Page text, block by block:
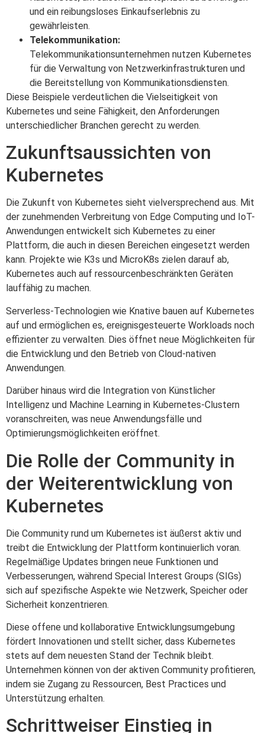
und ein reibungsloses Einkaufserlebnis zu
gewährleisten.
Telekommunikation:
Telekommunikationsunternehmen nutzen Kubernetes
für die Verwaltung von Netzwerkinfrastrukturen und
die Bereitstellung von Kommunikationsdiensten.
Diese Beispiele verdeutlichen die Vielseitigkeit von
Kubernetes und seine Fähigkeit, den Anforderungen
unterschiedlicher Branchen gerecht zu werden.
Zukunftsaussichten von
Kubernetes
Die Zukunft von Kubernetes sieht vielversprechend aus. Mit
der zunehmenden Verbreitung von Edge Computing und IoT-
Anwendungen entwickelt sich Kubernetes zu einer
Plattform, die auch in diesen Bereichen eingesetzt werden
kann. Projekte wie K3s und MicroK8s zielen darauf ab,
Kubernetes auch auf ressourcenbeschränkten Geräten
lauffähig zu machen.
Serverless-Technologien wie Knative bauen auf Kubernetes
auf und ermöglichen es, ereignisgesteuerte Workloads noch
effizienter zu verwalten. Dies öffnet neue Möglichkeiten für
die Entwicklung und den Betrieb von Cloud-nativen
Anwendungen.
Darüber hinaus wird die Integration von Künstlicher
Intelligenz und Machine Learning in Kubernetes-Clustern
voranschreiten, was neue Anwendungsfälle und
Optimierungsmöglichkeiten eröffnet.
Die Rolle der Community in
der Weiterentwicklung von
Kubernetes
Die Community rund um Kubernetes ist äußerst aktiv und
treibt die Entwicklung der Plattform kontinuierlich voran.
Regelmäßige Updates bringen neue Funktionen und
Verbesserungen, während Special Interest Groups (SIGs)
sich auf spezifische Aspekte wie Netzwerk, Speicher oder
Sicherheit konzentrieren.
Diese offene und kollaborative Entwicklungsumgebung
fördert Innovationen und stellt sicher, dass Kubernetes
stets auf dem neuesten Stand der Technik bleibt.
Unternehmen können von der aktiven Community profitieren,
indem sie Zugang zu Ressourcen, Best Practices und
Unterstützung erhalten.
Schrittweiser Einstieg in